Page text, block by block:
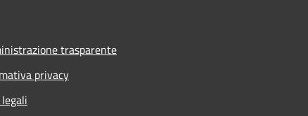
trasparente
privacy